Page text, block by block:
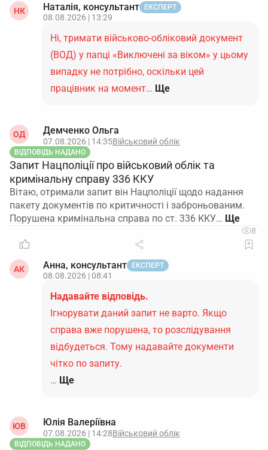
НК Наталія, консультант ЕКСПЕРТ
08.08.2026 | 13:29
Ні, тримати військово-обліковий документ
(ВОД) у папці «Виключені за віком» у цьому
випадку не потрібно, оскільки цей
працівник на момент… Ще
ОД Демченко Ольга
07.08.2026 | 14:35Військовий облік
ВІДПОВІДЬ НАДАНО
Запит Нацполіції про військовий облік та
кримінальну справу 336 ККУ
Вітаю, отримали запит він Нацполіції щодо надання
пакету документів по критичності і заброньованим.
Порушена кримінальна справа по ст. 336 ККУ…
8
АК Анна, консультант ЕКСПЕРТ
08.08.2026 | 08:41
Надавайте відповідь.
Ігнорувати даний запит не варто. Якщо
справа вже порушена, то розслідування
відбудеться. Тому надавайте документи
чітко по запиту.
… Ще
ЮВ Юлія Валеріївна
07.08.2026 | 14:28Військовий облік
ВІДПОВІДЬ НАДАНО